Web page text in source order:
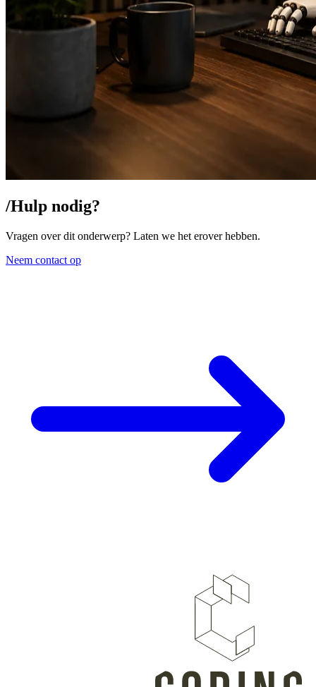
/Hulp nodig?
Vragen over dit onderwerp? Laten we het erover hebben.
Neem contact op